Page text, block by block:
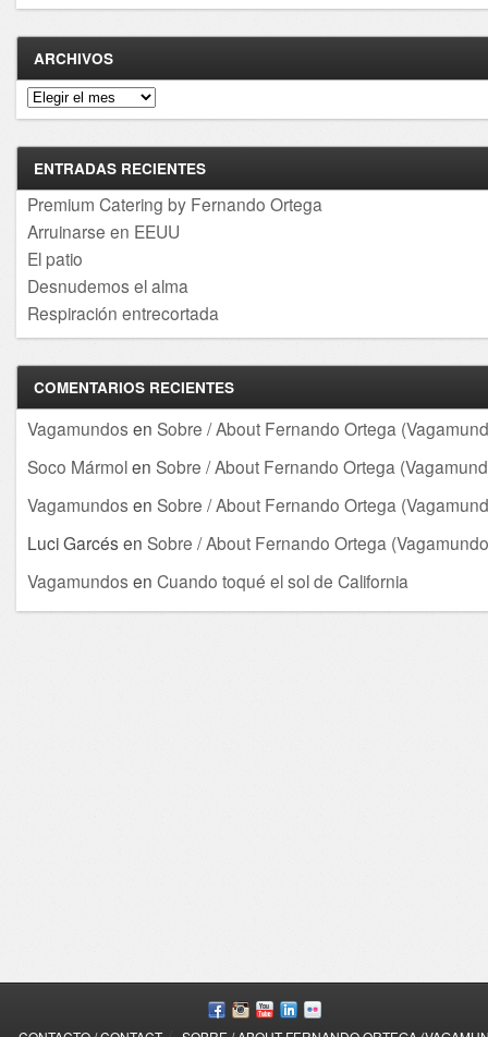
ARCHIVOS
Archivos
ENTRADAS RECIENTES
Premium Catering by Fernando Ortega
Arruinarse en EEUU
El patio
Desnudemos el alma
Respiración entrecortada
COMENTARIOS RECIENTES
Vagamundos en Sobre / About Fernando Ortega
Soco Mármolen Sobre / About Fernando Ortega
Vagamundos en Sobre / About Fernando Ortega
Luci Garcés en Sobre / About Fernando Ortega
Vagamundos en Cuando toqué el sol de California